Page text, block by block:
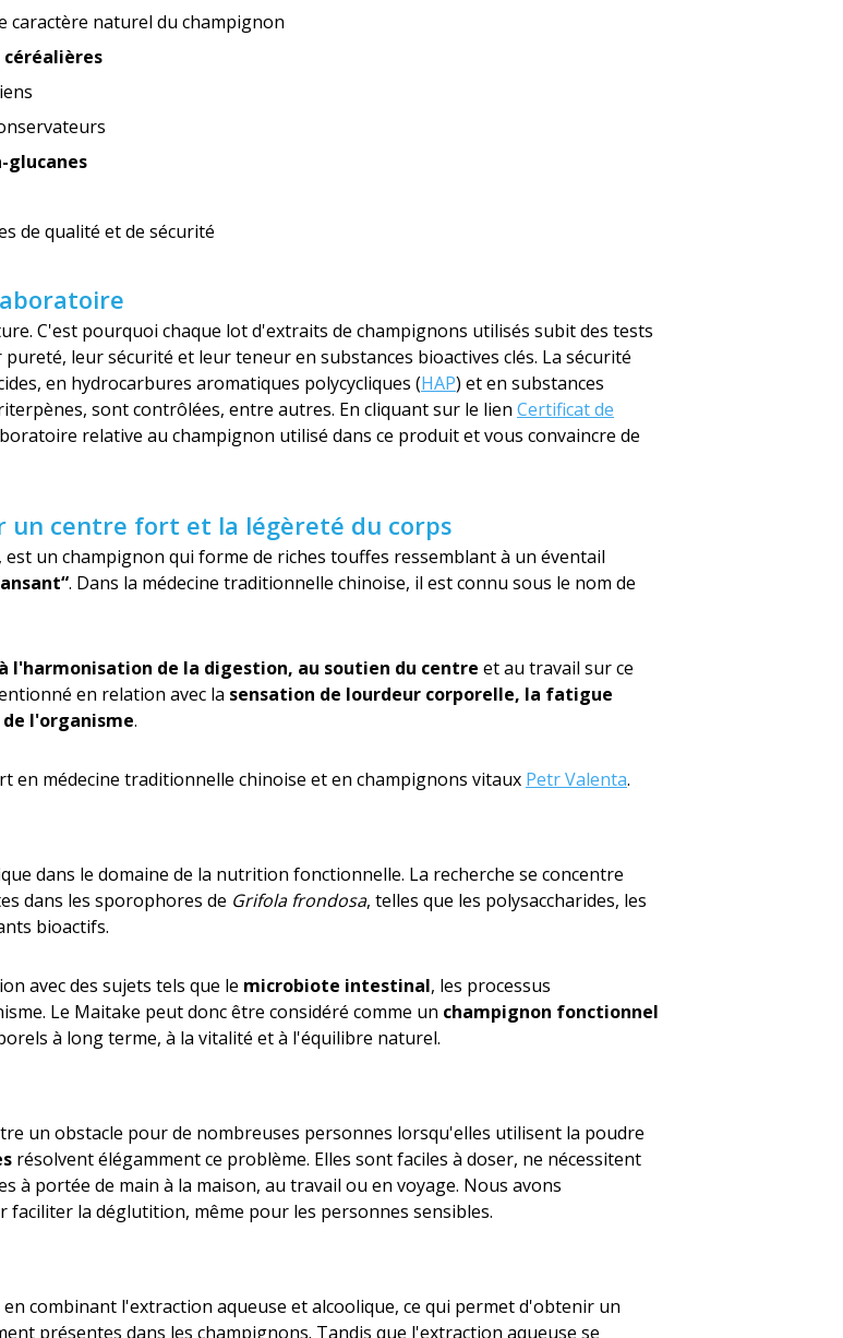
caractère naturel du champignon
céréalières
glucanes
de qualité et de sécurité
C'est pourquoi chaque lot d'extraits de champignons utilisés subit des tests
leur sécurité et leur teneur en substances bioactives clés. La sécurité
en hydrocarbures aromatiques polycycliques (HAP) et en substances
sont contrôlées, entre autres. En cliquant sur le lien Certificat de
relative au champignon utilisé dans ce produit et vous convaincre de
un centre fort et la légèreté du corps
est un champignon qui forme de riches touffes ressemblant à un éventail
. Dans la médecine traditionnelle chinoise, il est connu sous le nom de
l'harmonisation de la digestion, au soutien du centre et au travail sur ce
en relation avec la sensation de lourdeur corporelle, la fatigue
l'organisme.
en médecine traditionnelle chinoise et en champignons vitaux Petr Valenta.
dans le domaine de la nutrition fonctionnelle. La recherche se concentre
dans les sporophores de Grifola frondosa, telles que les polysaccharides, les
bioactifs.
avec des sujets tels que le microbiote intestinal, les processus
Le Maitake peut donc être considéré comme un champignon fonctionnel
à long terme, à la vitalité et à l'équilibre naturel.
un obstacle pour de nombreuses personnes lorsqu'elles utilisent la poudre
résolvent élégamment ce problème. Elles sont faciles à doser, ne nécessitent
à portée de main à la maison, au travail ou en voyage. Nous avons
faciliter la déglutition, même pour les personnes sensibles.
combinant l'extraction aqueuse et alcoolique, ce qui permet d'obtenir un
présentes dans les champignons. Tandis que l'extraction aqueuse se